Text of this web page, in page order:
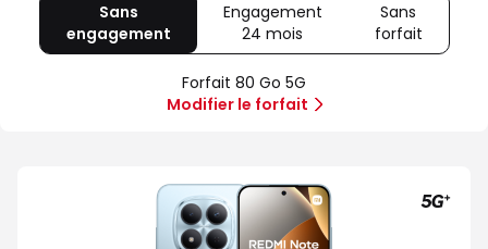
Sans
engagement
80
Go
5G
Engagement
24 mois
Offre
spéciale
Illimité
Sans
forfait
Sans
Forfait 80 Go 5G
Modifier le forfait